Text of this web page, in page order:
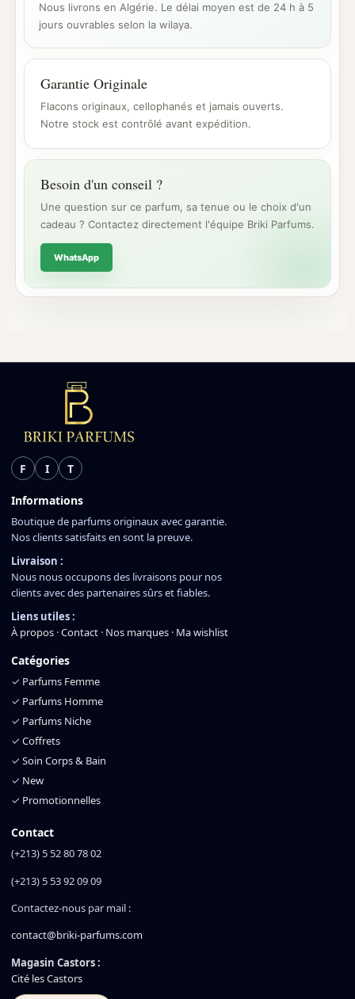
Nous livrons en Algérie. Le délai moyen est de 24 h à 5
jours ouvrables selon la wilaya.
Garantie Originale
Flacons originaux, cellophanés et jamais ouverts.
Notre stock est contrôlé avant expédition.
Besoin d'un conseil ?
Une question sur ce parfum, sa tenue ou le choix d'un
cadeau ? Contactez directement l'équipe Briki Parfums.
WhatsApp
F I T
Informations
Boutique de parfums originaux avec garantie.
Nos clients satisfaits en sont la preuve.
Livraison :
Nous nous occupons des livraisons pour nos
clients avec des partenaires sûrs et fiables.
Liens utiles :
À propos ·Contact · Nos marques · Ma wishlist
Catégories
✓ Parfums Femme
✓ Parfums Homme
✓ Parfums Niche
✓ Coffrets
✓ Soin Corps & Bain
✓ New
✓ Promotionnelles
Contact
(+213) 5 52 80 78 02
(+213) 5 53 92 09 09
Contactez-nous par mail :
contact@briki-parfums.com
Magasin Castors :
Cité les Castors